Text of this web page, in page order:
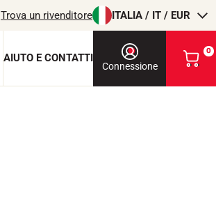
Trova un rivenditore ITALIA / IT / EUR
AIUTO E CONTATTI
Connessione
0
V
s